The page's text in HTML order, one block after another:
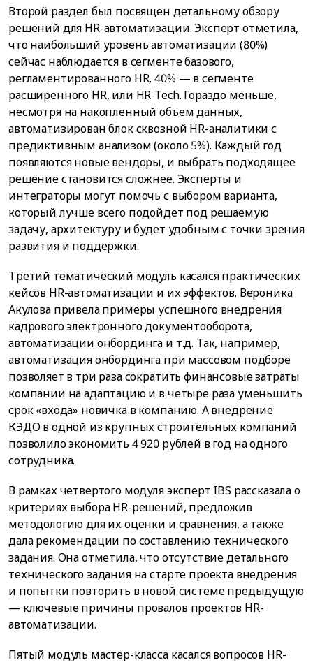
Второй раздел был посвящен детальному обзору
решений для HR-автоматизации. Эксперт отметила,
что наибольший уровень автоматизации (80%)
сейчас наблюдается в сегменте базового,
регламентированного HR, 40% — в сегменте
расширенного HR, или HR-Tech. Гораздо меньше,
несмотря на накопленный объем данных,
автоматизирован блок сквозной HR-аналитики с
предиктивным анализом (около 5%). Каждый год
появляются новые вендоры, и выбрать подходящее
решение становится сложнее. Эксперты и
интеграторы могут помочь с выбором варианта,
который лучше всего подойдет под решаемую
задачу, архитектуру и будет удобным с точки зрения
развития и поддержки.
Третий тематический модуль касался практических
кейсов HR-автоматизации и их эффектов. Вероника
Акулова привела примеры успешного внедрения
кадрового электронного документооборота,
автоматизации онбординга и т.д. Так, например,
автоматизация онбординга при массовом подборе
позволяет в три раза сократить финансовые затраты
компании на адаптацию и в четыре раза уменьшить
срок «входа» новичка в компанию. А внедрение
КЭДО в одной из крупных строительных компаний
позволило экономить 4 920 рублей в год на одного
сотрудника.
В рамках четвертого модуля эксперт IBS рассказала о
критериях выбора HR-решений, предложив
методологию для их оценки и сравнения, а также
дала рекомендации по составлению технического
задания. Она отметила, что отсутствие детального
технического задания на старте проекта внедрения
и попытки повторить в новой системе предыдущую
— ключевые причины провалов проектов HR-
автоматизации.
Пятый модуль мастер-класса касался вопросов HR-